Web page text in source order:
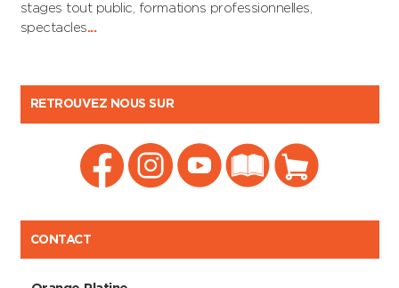
stages tout public, formations professionnelles,
spectacles...
RETROUVEZ NOUS SUR
CONTACT